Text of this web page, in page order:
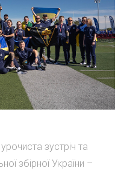
зустріч та
збірної України –